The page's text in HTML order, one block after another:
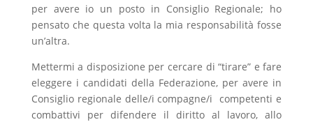
per avere io un posto in Consiglio Regionale; ho
pensato che questa volta la mia responsabilità fosse
un’altra.
Mettermi a disposizione per cercare di “tirare” e fare
eleggere i candidati della Federazione, per avere in
Consiglio regionale delle/i compagne/i competenti e
combattivi per difendere il diritto al lavoro, allo